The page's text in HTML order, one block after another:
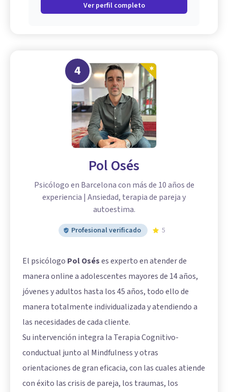
Ver perfil completo
4
Pol Osés
Psicólogo en Barcelona con más de 10 años de
experiencia | Ansiedad, terapia de pareja y
autoestima.
Profesional verificado 5
El psicólogo Pol Oséses experto en atender de
manera online a adolescentes mayores de 14 años,
jóvenes y adultos hasta los 45 años, todo ello de
manera totalmente individualizada y atendiendo a
las necesidades de cada cliente.
Su intervención integra la Terapia Cognitivo-
conductual junto al Mindfulness y otras
orientaciones de gran eficacia, con las cuales atiende
con éxito las crisis de pareja, los traumas, los